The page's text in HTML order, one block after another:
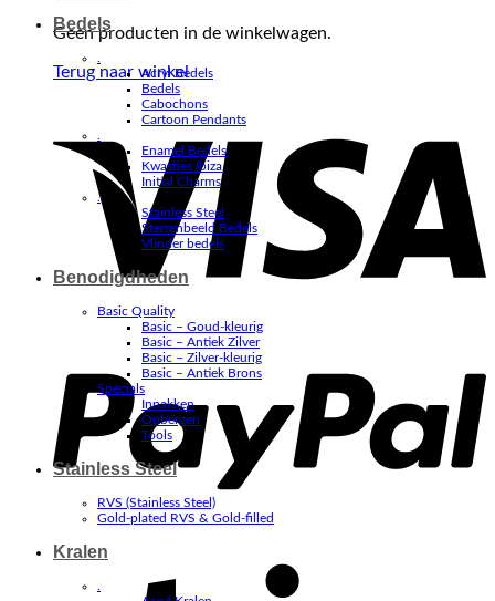
Geen producten in de winkelwagen.
Terug naar winkel
Bedels
.
Acryl Bedels
Bedels
Cabochons
Cartoon Pendants
.
Enamel Bedels
Kwastjes Ibiza
Initial Charms
.
Stainless Steel
Sterrenbeeld Bedels
Vlinder bedels
Benodigdheden
Basic Quality
Basic – Goud-kleurig
Basic – Antiek Zilver
Basic – Zilver-kleurig
Basic – Antiek Brons
Specials
Inpakken
Opbergen
Tools
Stainless Steel
RVS (Stainless Steel)
Gold-plated RVS & Gold-filled
Kralen
.